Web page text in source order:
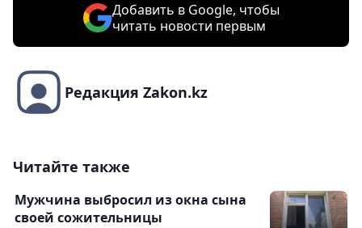
Добавить в Google, чтобы
читать новости первым
Редакция Zakon.kz
Читайте также
Мужчина выбросил из окна сына
своей сожительницы